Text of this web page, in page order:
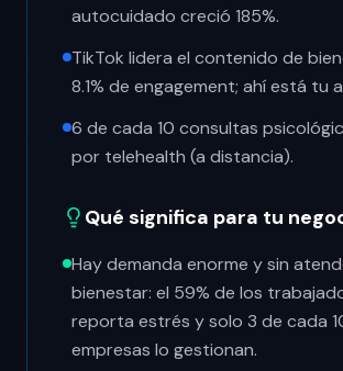
autocuidado creció 185%.
TikTok lidera el contenido de
8.1% de engagement; ahí está tu
6 de cada 10 consultas
por telehealth (a distancia).
Qué significa para tu
Hay demanda enorme y sin
bienestar: el 59% de los
reporta estrés y solo 3 de cada
empresas lo gestionan.